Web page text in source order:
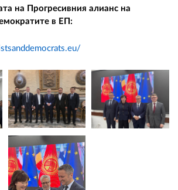
на Прогресивния алианс на
в ЕП: